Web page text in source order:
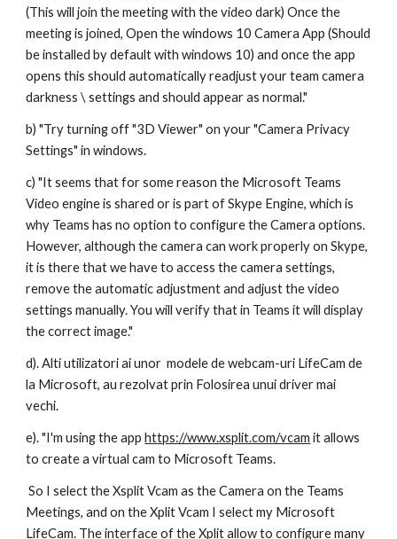
(This will join the meeting with the video dark) Once the
meeting is joined, Open the windows 10 Camera App (Should
be installed by default with windows 10) and once the app
opens this should automatically readjust your team camera
darkness \ settings and should appear as normal."
b) "Try turning off "3D Viewer" on your "Camera Privacy
Settings" in windows.
c) "It seems that for some reason the Microsoft Teams
Video engine is shared or is part of Skype Engine, which is
why Teams has no option to configure the Camera options.
However, although the camera can work properly on Skype,
it is there that we have to access the camera settings,
remove the automatic adjustment and adjust the video
settings manually. You will verify that in Teams it will display
the correct image."
d). Alti utilizatori ai unor  modele de webcam-uri LifeCam de
la Microsoft, au rezolvat prin Folosirea unui driver mai
vechi.
e). "I'm using the app https://www.xsplit.com/vcam it allows
to create a virtual cam to Microsoft Teams.
So I select the Xsplit Vcam as the Camera on the Teams
Meetings, and on the Xplit Vcam I select my Microsoft
LifeCam. The interface of the Xplit allow to configure many